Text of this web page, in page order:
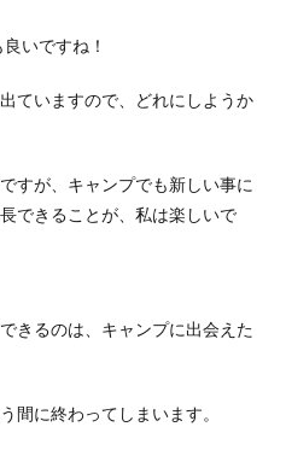
いですね！
ていますので、どれにしようか
すが、キャンプでも新しい事に
できることが、私は楽しいで
きるのは、キャンプに出会えた
間に終わってしまいます。